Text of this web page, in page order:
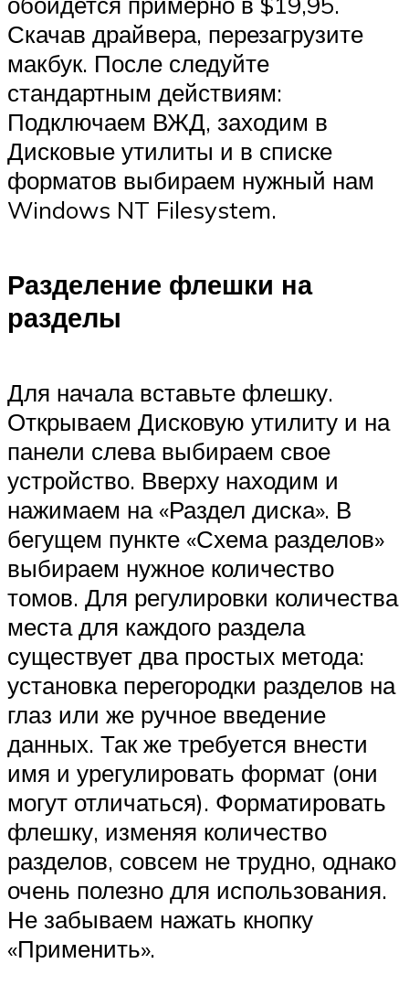
Скачав драйвера, перезагрузите
макбук. После следуйте
стандартным действиям:
Подключаем ВЖД, заходим в
Дисковые утилиты и в списке
форматов выбираем нужный нам
Windows NT Filesystem.
Разделение флешки на
разделы
Для начала вставьте флешку.
Открываем Дисковую утилиту и на
панели слева выбираем свое
устройство. Вверху находим и
нажимаем на «Раздел диска». В
бегущем пункте «Схема разделов»
выбираем нужное количество
томов. Для регулировки количества
места для каждого раздела
существует два простых метода:
установка перегородки разделов на
глаз или же ручное введение
данных. Так же требуется внести
имя и урегулировать формат (они
могут отличаться). Форматировать
флешку, изменяя количество
разделов, совсем не трудно, однако
очень полезно для использования.
Не забываем нажать кнопку
«Применить».